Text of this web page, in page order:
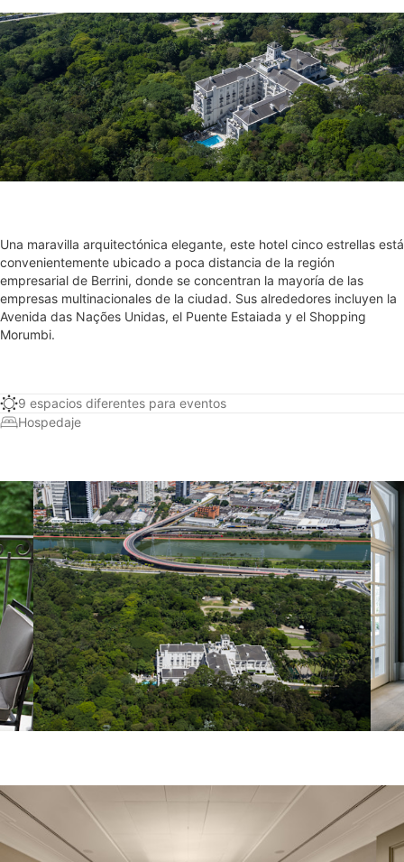
Una maravilla arquitectónica elegante, este hotel cinco estrellas está
convenientemente ubicado a poca distancia de la región
empresarial de Berrini, donde se concentran la mayoría de las
empresas multinacionales de la ciudad. Sus alrededores incluyen la
Avenida das Nações Unidas, el Puente Estaiada y el Shopping
Morumbi.
9 espacios diferentes para eventos
Hospedaje